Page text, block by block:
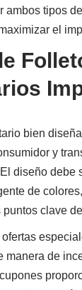
ambos tipos
el
bien
y
diseño debe
de
clave
ofertas
manera de